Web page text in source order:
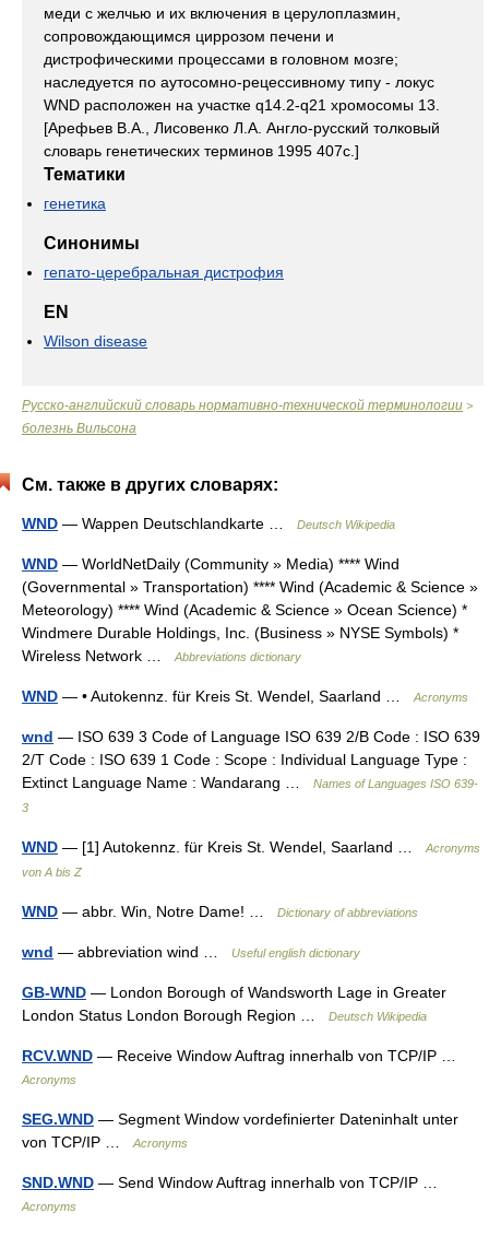
меди с желчью и их включения в церулоплазмин,
сопровождающимся циррозом печени и
дистрофическими процессами в головном мозге;
наследуется по аутосомно-рецессивному типу - локус
WND расположен на участке q14.2-q21 хромосомы 13.
[Арефьев В.А., Лисовенко Л.А. Англо-русский толковый
словарь генетических терминов 1995 407с.]
Тематики
генетика
Синонимы
гепато-церебральная дистрофия
EN
Wilson disease
Русско-английский словарь нормативно-технической терминологии >
болезнь Вильсона
См. также в других словарях:
WND — Wappen Deutschlandkarte … Deutsch Wikipedia
WND — WorldNetDaily (Community » Media) **** Wind
(Governmental » Transportation) **** Wind (Academic & Science »
Meteorology) **** Wind (Academic & Science » Ocean Science) *
Windmere Durable Holdings, Inc. (Business » NYSE Symbols) *
Wireless Network …
Abbreviations dictionary
WND — • Autokennz. für Kreis St. Wendel, Saarland … Acronyms
wnd — ISO 639 3 Code of Language ISO 639 2/B Code : ISO 639
2/T Code : ISO 639 1 Code : Scope : Individual Language Type :
Extinct Language Name : Wandarang …
Names of Languages ISO 639-
3
WND — [1] Autokennz. für Kreis St. Wendel, Saarland …
Acronyms
von A bis Z
WND — abbr. Win, Notre Dame! … Dictionary of abbreviations
wnd — abbreviation wind … Useful english dictionary
GB-WND — London Borough of Wandsworth Lage in Greater
London Status London Borough Region …
Deutsch Wikipedia
RCV.WND — Receive Window Auftrag innerhalb von TCP/IP …
Acronyms
SEG.WND — Segment Window vordefinierter Dateninhalt unter
von TCP/IP …
Acronyms
SND.WND — Send Window Auftrag innerhalb von TCP/IP …
Acronyms